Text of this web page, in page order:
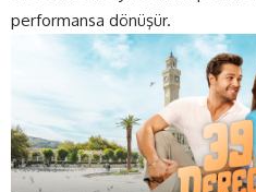
performansa dönüşür.